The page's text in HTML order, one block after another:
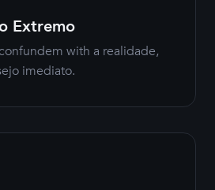
Extremo
with a realidade,
imediato.